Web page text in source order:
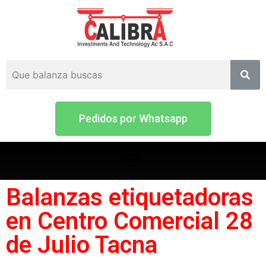
Pedidos por Whatsapp
Balanzas etiquetadoras
en Centro Comercial 28
de Julio Tacna